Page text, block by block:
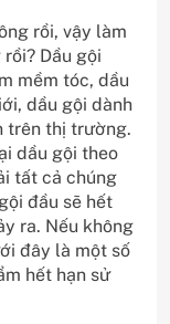
rồi, vậy làm
Dầu gội
mềm tóc, dầu
dầu gội dành
trên thị trường.
dầu gội theo
tất cả chúng
đầu sẽ hết
ra. Nếu không
đây là một số
hết hạn sử